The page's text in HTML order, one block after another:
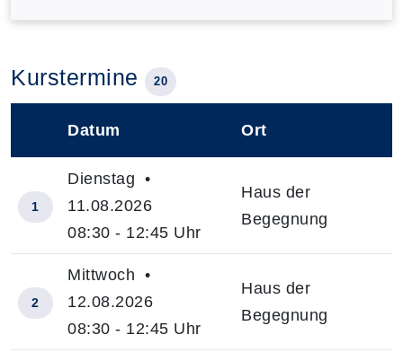
Kurstermine 20
Datum Ort
1
Dienstag •
11.08.2026
08:30 - 12:45 Uhr
Haus der
Begegnung
2
Mittwoch •
12.08.2026
08:30 - 12:45 Uhr
Haus der
Begegnung